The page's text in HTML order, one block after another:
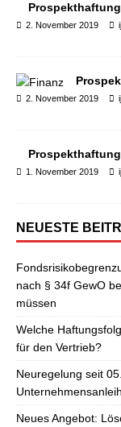
2. November 2019
2. November 2019
1. November 2019
NEUESTE
nach § 34f GewO
müssen
Welche
für den Vertrieb?
Neuregelung seit
Neues Angebot: